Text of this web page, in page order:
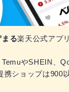
まる楽天公式アプ
やSHEIN、
ショップは900